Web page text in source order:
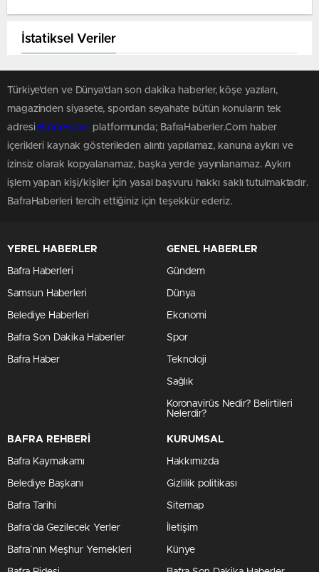
İstatiksel Veriler
Türkiye'den ve Dünya’dan son dakika haberler, köşe yazıları,
magazinden siyasete, spordan seyahate bütün konuların tek
adresi BafraHaber platformunda; BafraHaberler.Com haber
içerikleri kaynak gösterileden alıntı yapılamaz, kanuna aykırı ve
izinsiz olarak kopyalanamaz, başka yerde yayınlanamaz. Aykırı
işlem yapan kişi/kişiler için yasal başvuru hakkı saklı tutulmaktadır.
BafraHaberleri tercih ettiğiniz için teşekkür ederiz.
YEREL HABERLER
Bafra Haberleri
Samsun Haberleri
Belediye Haberleri
Bafra Son Dakika Haberler
Bafra Haber
GENEL HABERLER
Gündem
Dünya
Ekonomi
Spor
Teknoloji
Sağlık
Koronavirüs Nedir? Belirtileri
Nelerdir?
BAFRA REHBERİ
Bafra Kaymakamı
Belediye Başkanı
Bafra Tarihi
Bafra`da Gezilecek Yerler
Bafra`nın Meşhur Yemekleri
KURUMSAL
Hakkımızda
Gizlilik politikası
Sitemap
İletişim
Künye